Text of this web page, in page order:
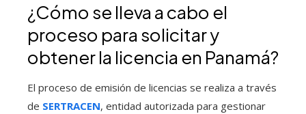
¿Cómo se lleva a cabo el
proceso para solicitar y
obtener la licencia en Panamá?
El proceso de emisión de licencias se realiza a través
de SERTRACEN, entidad autorizada para gestionar